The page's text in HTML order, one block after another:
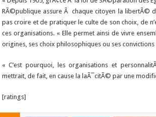
RÃ©publique assure Ã chaque citoyen la libertÃ©
pas croire et de pratiquer le culte de son choix, de
ces organisations. « Elle permet ainsi de vivre
origines, ses choix philosophiques ou ses convictions
« C’est pourquoi, les organisations et
mettrait, de fait, en cause la laÃ¯citÃ© par une
[ratings]